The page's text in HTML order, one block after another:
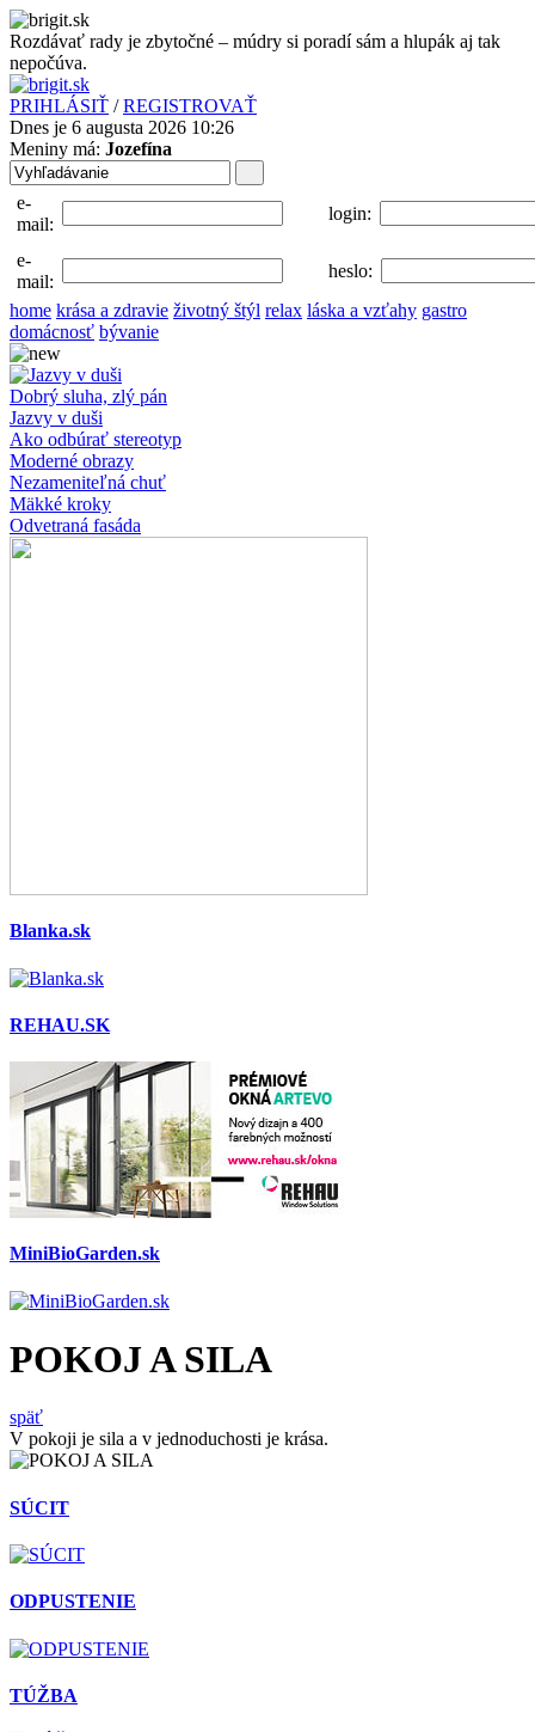
Rozdávať rady je zbytočné – múdry si poradí sám a hlupák aj tak
nepočúva.
PRIHLÁSIŤ /REGISTROVAŤ
Dnes je 6 augusta 2026 10:26
Meniny má: Jozefína
e-
mail:
login:
e-
mail:
heslo:
home krása a zdravie životný štýl relax láska a vzťahy gastro
domácnosť bývanie
Dobrý sluha, zlý pán
Jazvy v duši
Ako odbúrať stereotyp
Moderné obrazy
Nezameniteľná chuť
Mäkké kroky
Odvetraná fasáda
Blanka.sk
REHAU.SK
MiniBioGarden.sk
POKOJ A SILA
späť
V pokoji je sila a v jednoduchosti je krása.
SÚCIT
ODPUSTENIE
TÚŽBA